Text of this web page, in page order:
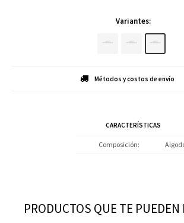
Variantes:
Métodos y costos de envío
CARACTERÍSTICAS
Composición
PRODUCTOS QUE TE PUEDEN